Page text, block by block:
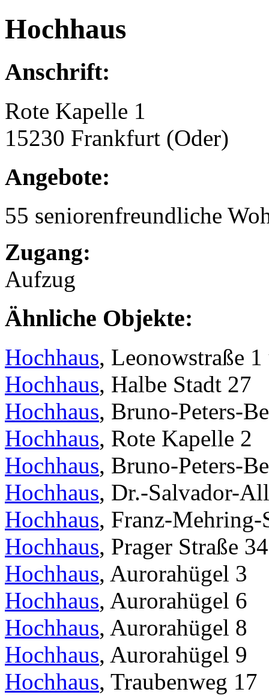
Hochhaus
Anschrift:
Rote Kapelle 1
15230 Frankfurt (Oder)
Angebote:
55 seniorenfreundliche
Zugang:
Aufzug
Ähnliche Objekte:
Hochhaus, Leonowstraße
Hochhaus, Halbe Stadt 27
Hochhaus, Bruno-Peters-
Hochhaus, Rote Kapelle 2
Hochhaus, Bruno-Peters-
Hochhaus, Dr.-Salvador-
Hochhaus, Franz-Mehring-
Hochhaus, Prager Straße 34
Hochhaus, Aurorahügel 3
Hochhaus, Aurorahügel 6
Hochhaus, Aurorahügel 8
Hochhaus, Aurorahügel 9
Hochhaus, Traubenweg 17